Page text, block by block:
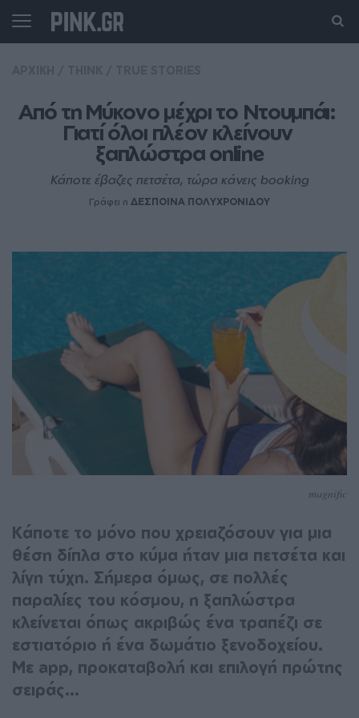
Από τη Μύκονο μέχρι το Ντουμπάι:
Γιατί όλοι πλέον κλείνουν
ξαπλώστρα online
Κάποτε έβαζες πετσέτα, τώρα κάνεις booking
Γράφει η ΔΕΣΠΟΙΝΑ ΠΟΛΥΧΡΟΝΙΔΟΥ
magnific
Κάποτε το μόνο που χρειαζόσουν για μια
θέση δίπλα στο κύμα ήταν μια πετσέτα και
λίγη τύχη. Σήμερα όμως, σε πολλές
παραλίες του κόσμου, η ξαπλώστρα
κλείνεται όπως ακριβώς ένα τραπέζι σε
εστιατόριο ή ένα δωμάτιο ξενοδοχείου.
Με app, προκαταβολή και επιλογή πρώτης
σειράς...